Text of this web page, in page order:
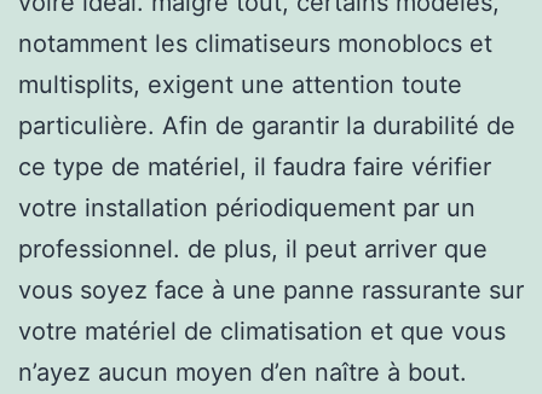
notamment les climatiseurs monoblocs et
multisplits, exigent une attention toute
particulière. Afin de garantir la durabilité de
ce type de matériel, il faudra faire vérifier
votre installation périodiquement par un
professionnel. de plus, il peut arriver que
vous soyez face à une panne rassurante sur
votre matériel de climatisation et que vous
n’ayez aucun moyen d’en naître à bout.